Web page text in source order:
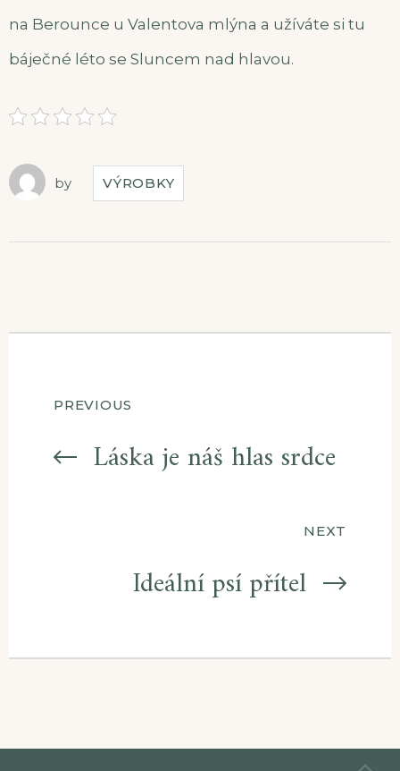
na Berounce u Valentova mlýna a užíváte si tu
báječné léto se Sluncem nad hlavou.
by VÝROBKY
Navigace
pro
PREVIOUS
Láska je náš hlas srdce
NEXT
Ideální psí přítel